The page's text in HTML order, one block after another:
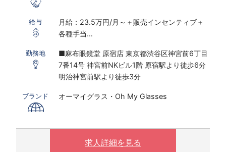
給与
月給：23.5万円/月～＋販売インセンティブ＋
各種手当
※インセンティブ2023年度上期実績：販売職全
体平均：月額23,610円、店長以上平均：月額
72,703円
※固定残業代30時間～45時間分相当／月を含む
場合は別途支給する）
※販売員平均残業時間は6～9時間/月、店長平均
残業時間は、11～12時間/月(2021年度実績）
勤務地
■麻布眼鏡堂 原宿店 東京都渋谷区神宮前6丁目
7番14号 神宮前NKビル1階 原宿駅より徒歩6分
明治神宮前駅より徒歩3分
ブランド オーマイグラス・Oh My Glasses
求人詳細を見る